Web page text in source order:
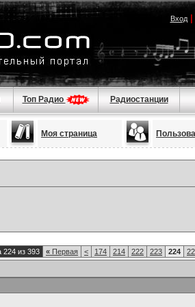
Вход|
Топ Радио Радиостанции
Моя страница
224 из 393 « Первая < 174 214 222 223 224